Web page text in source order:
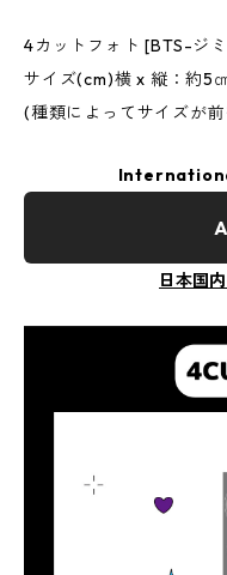
4カットフォト [BTS-ジ
サイズ(cm)横 x 縦：約5
(種類によってサイズが
日本国